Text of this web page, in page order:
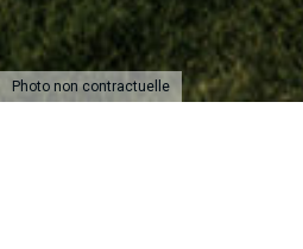
Photo non contractuelle